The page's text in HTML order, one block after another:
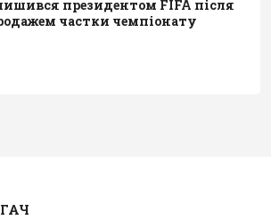
президентом FIFA після
частки чемпіонату